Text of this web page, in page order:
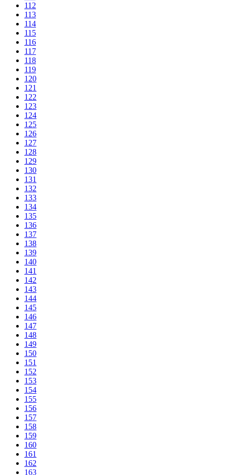
112
113
114
115
116
117
118
119
120
121
122
123
124
125
126
127
128
129
130
131
132
133
134
135
136
137
138
139
140
141
142
143
144
145
146
147
148
149
150
151
152
153
154
155
156
157
158
159
160
161
162
163